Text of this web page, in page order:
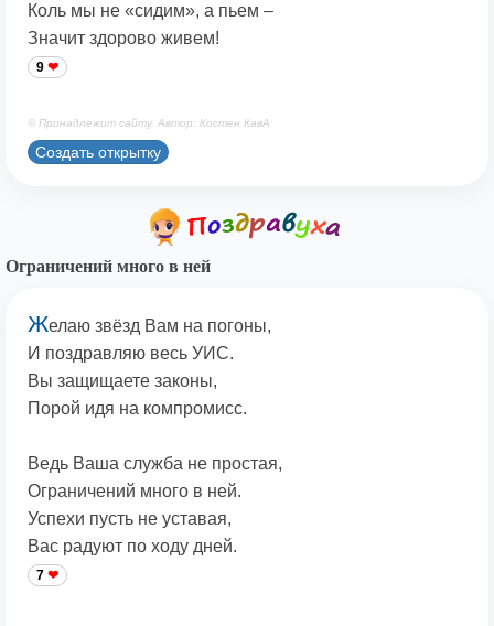
Коль мы не «сидим», а пьем –
Значит здорово живем!
9
© Принадлежит сайту. Автор: Костен КавА
Создать открытку
Ограничений много в ней
Желаю звёзд Вам на погоны,
И поздравляю весь УИС.
Вы защищаете законы,
Порой идя на компромисс.
Ведь Ваша служба не простая,
Ограничений много в ней.
Успехи пусть не уставая,
Вас радуют по ходу дней.
7